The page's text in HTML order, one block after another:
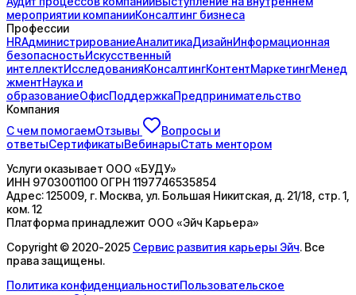
мероприятии компанииКонсалтинг бизнеса
Профессии
HRАдминистрированиеАналитикаДизайнИнформационная
безопасностьИскусственный
интеллектИсследованияКонсалтингКонтентМаркетингМенед
жментНаука и
образованиеОфисПоддержкаПредпринимательство
Компания
С чем помогаемОтзывы
Вопросы и
ответыСертификатыВебинарыСтать ментором
Услуги оказывает ООО «БУДУ»
ИНН 9703001100 ОГРН 1197746535854
Адрес:125009, г. Москва, ул. Большая Никитская, д. 21/18, стр. 1,
ком. 12
Платформа принадлежит ООО «Эйч Карьера»
Copyright © 2020-2025 Сервис развития карьеры Эйч. Все
права защищены.
Политика конфиденциальностиПользовательское